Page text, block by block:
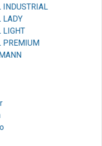
LADY
LIGHT
PREMIUM